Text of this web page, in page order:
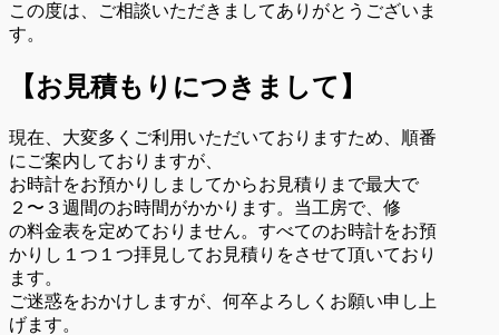
この度は、ご相談いただきましてありがとうございま
す。
【お見積もりにつきまして】
現在、大変多くご利用いただいておりますため、順番
にご案内しておりますが、
お時計をお預かりしましてからお見積りまで最大で
２〜３週間のお時間がかかります。当工房で、修
の料金表を定めておりません。すべてのお時計をお預
かりし１つ１つ拝見してお見積りをさせて頂いており
ます。
ご迷惑をおかけしますが、何卒よろしくお願い申し上
げます。